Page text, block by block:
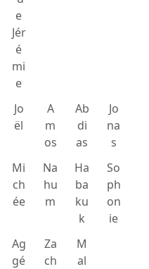
e
Jér
é
mi
e
Jo
ël
A
m
os
Ab
di
as
Jo
na
s
Mi
ch
ée
Na
hu
m
Ha
ba
ku
k
So
ph
on
ie
Ag
gé
Za
ch
M
al